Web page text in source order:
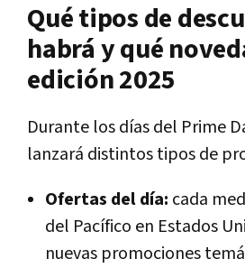
Qué tipos de
habrá y qué
edición 2025
Durante los días del Prime
lanzará distintos tipos de
Ofertas del día: cada
del Pacífico en Estados
nuevas promociones